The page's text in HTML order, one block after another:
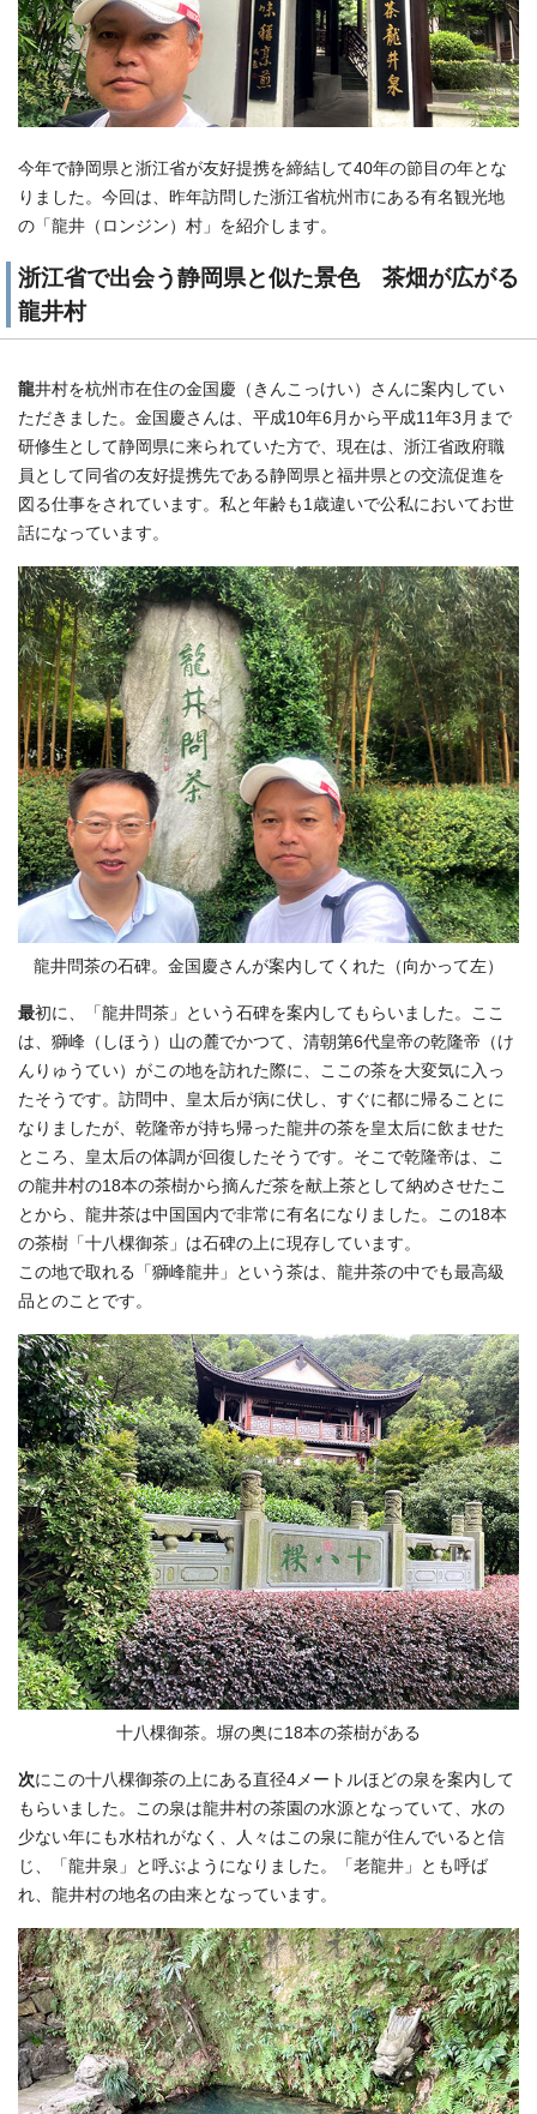
今年で静岡県と浙江省が友好提携を締結して40年の節目の年とな
りました。今回は、昨年訪問した浙江省杭州市にある有名観光地
の「龍井（ロンジン）村」を紹介します。
浙江省で出会う静岡県と似た景色 茶畑が広がる
龍井村
龍井村を杭州市在住の金国慶（きんこっけい）さんに案内してい
ただきました。金国慶さんは、平成10年6月から平成11年3月まで
研修生として静岡県に来られていた方で、現在は、浙江省政府職
員として同省の友好提携先である静岡県と福井県との交流促進を
図る仕事をされています。私と年齢も1歳違いで公私においてお世
話になっています。
龍井問茶の石碑。金国慶さんが案内してくれた（向かって左）
最初に、「龍井問茶」という石碑を案内してもらいました。ここ
は、獅峰（しほう）山の麓でかつて、清朝第6代皇帝の乾隆帝（け
んりゅうてい）がこの地を訪れた際に、ここの茶を大変気に入っ
たそうです。訪問中、皇太后が病に伏し、すぐに都に帰ることに
なりましたが、乾隆帝が持ち帰った龍井の茶を皇太后に飲ませた
ところ、皇太后の体調が回復したそうです。そこで乾隆帝は、こ
の龍井村の18本の茶樹から摘んだ茶を献上茶として納めさせたこ
とから、龍井茶は中国国内で非常に有名になりました。この18本
の茶樹「十八棵御茶」は石碑の上に現存しています。
この地で取れる「獅峰龍井」という茶は、龍井茶の中でも最高級
品とのことです。
十八棵御茶。塀の奥に18本の茶樹がある
次にこの十八棵御茶の上にある直径4メートルほどの泉を案内して
もらいました。この泉は龍井村の茶園の水源となっていて、水の
少ない年にも水枯れがなく、人々はこの泉に龍が住んでいると信
じ、「龍井泉」と呼ぶようになりました。「老龍井」とも呼ば
れ、龍井村の地名の由来となっています。